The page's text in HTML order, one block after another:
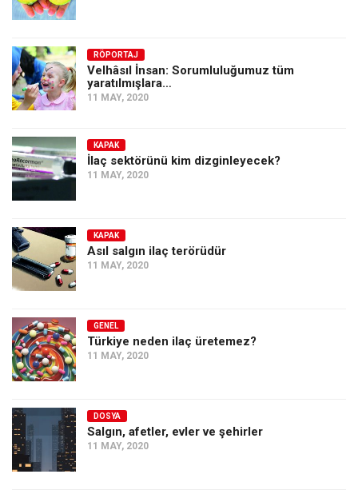
RÖPORTAJ
Velhâsıl İnsan: Sorumluluğumuz tüm
yaratılmışlara…
11 MAY, 2020
KAPAK
İlaç sektörünü kim dizginleyecek?
11 MAY, 2020
KAPAK
Asıl salgın ilaç terörüdür
11 MAY, 2020
GENEL
Türkiye neden ilaç üretemez?
11 MAY, 2020
DOSYA
Salgın, afetler, evler ve şehirler
11 MAY, 2020